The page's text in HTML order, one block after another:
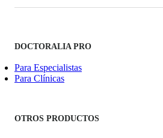
DOCTORALIA PRO
Para Especialistas
Para Clínicas
OTROS PRODUCTOS